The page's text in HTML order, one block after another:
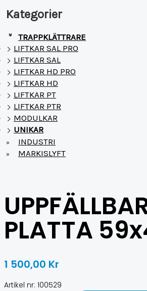
Kategorier
»
TRAPPKLÄTTRARE
LIFTKAR SAL PRO
LIFTKAR SAL
LIFTKAR HD PRO
LIFTKAR HD
LIFTKAR PT
LIFTKAR PTR
MODULKAR
UNIKAR
» INDUSTRI
» MARKISLYFT
PLATTA
1 500,00 Kr
Artikel nr: 100529